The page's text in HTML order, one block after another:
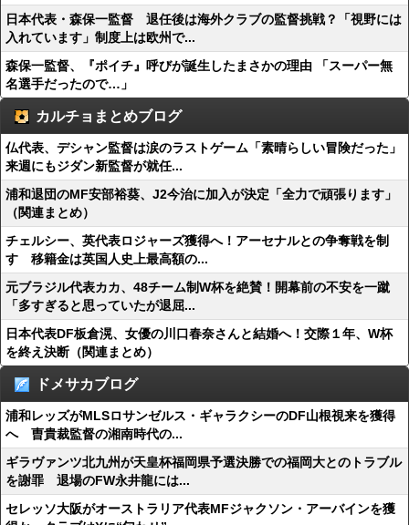
日本代表・森保一監督 退任後は海外クラブの監督挑戦？「視野には
入れています」制度上は欧州で...
森保一監督、『ポイチ』呼びが誕生したまさかの理由 「スーパー無
名選手だったので…」
カルチョまとめブログ
仏代表、デシャン監督は涙のラストゲーム「素晴らしい冒険だった」
来週にもジダン新監督が就任...
浦和退団のMF安部裕葵、J2今治に加入が決定「全力で頑張ります」
（関連まとめ）
チェルシー、英代表ロジャーズ獲得へ！アーセナルとの争奪戦を制
す 移籍金は英国人史上最高額の...
元ブラジル代表カカ、48チーム制W杯を絶賛！開幕前の不安を一蹴
「多すぎると思っていたが退屈...
日本代表DF板倉滉、女優の川口春奈さんと結婚へ！交際１年、W杯
を終え決断（関連まとめ）
ドメサカブログ
浦和レッズがMLSロサンゼルス・ギャラクシーのDF山根視来を獲得
へ 曺貴裁監督の湘南時代の...
ギラヴァンツ北九州が天皇杯福岡県予選決勝での福岡大とのトラブル
を謝罪 退場のFW永井龍には...
セレッソ大阪がオーストラリア代表MFジャクソン・アーバインを獲